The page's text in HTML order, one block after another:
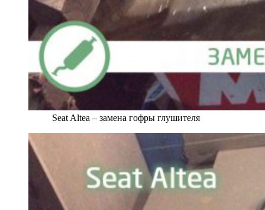
Seat Altea – замена гофры глушителя